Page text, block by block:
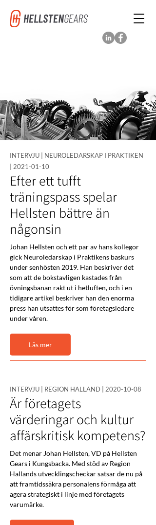
INTERVJU | NEUROLEDARSKAP I PRAKTIKEN
2021-01-10
Efter ett tufft
träningspass spelar
Hellsten bättre än
någonsin
Johan Hellsten och ett par av hans kollegor
gick Neuroledarskap i Praktikens baskurs
under senhösten 2019. Han beskriver det
som att de bokstavligen kastades från
övningsbanan rakt ut i hetluften, och i en
tidigare artikel beskriver han den enorma
press han utsattes för som företagsledare
under våren.
Läs mer
INTERVJU | REGION HALLAND | 2020-10-08
Är företagets
värderingar och kultur
affärskritisk kompetens?
Det menar Johan Hellsten, VD på Hellsten
Gears i Kungsbacka. Med stöd av Region
Hallands utvecklingscheckar satsar de nu på
att framtidssäkra personalens förmåga att
agera strategiskt i linje med företagets
varumärke.